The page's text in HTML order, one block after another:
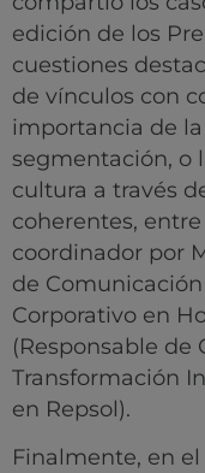
edición de los
cuestiones
de vínculos con
importancia de
segmentación, o
cultura a través
coherentes,
coordinador por
de
Corporativo en
(Responsable
Transformación
en Repsol).
Finalmente, en el